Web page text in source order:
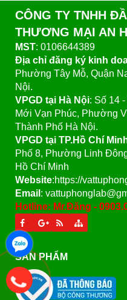
CÔNG TY TNHH
THƯƠNG MẠI AN
MST: 0106644389
Địa chỉ đăng ký kinh
Phường Tây Mỗ, Quận
Nội.
VPGD tại Hà Nội: Số 14
Mới Vạn Phúc, Phường
Thành Phố Hà Nội.
VPGD tại TP.Hồ Chí
Phố 8, Phường Linh
Hồ Chí Minh
Website:https://
Email :
Hotline: Mr.Đăng -
SẢN PHẨM